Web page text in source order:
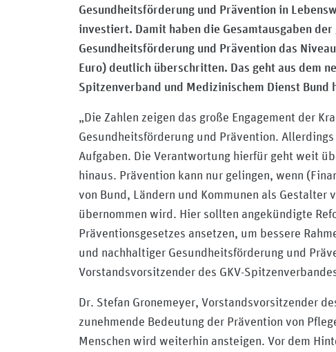
Gesundheitsförderung und Prävention in
investiert. Damit haben die Gesamtausgaben
Gesundheitsförderung und Prävention das
Euro) deutlich überschritten. Das geht aus dem
Spitzenverband und Medizinischem Dienst Bund
„Die Zahlen zeigen das große Engagement der
Gesundheitsförderung und Prävention.
Aufgaben. Die Verantwortung hierfür geht weit
hinaus. Prävention kann nur gelingen, wenn
von Bund, Ländern und Kommunen als Gestalter
übernommen wird. Hier sollten angekündigte
Präventionsgesetzes ansetzen, um bessere
und nachhaltiger Gesundheitsförderung und
Vorstandsvorsitzender des GKV-
Dr. Stefan Gronemeyer, Vorstandsvorsitzender
zunehmende Bedeutung der Prävention von
Menschen wird weiterhin ansteigen. Vor dem